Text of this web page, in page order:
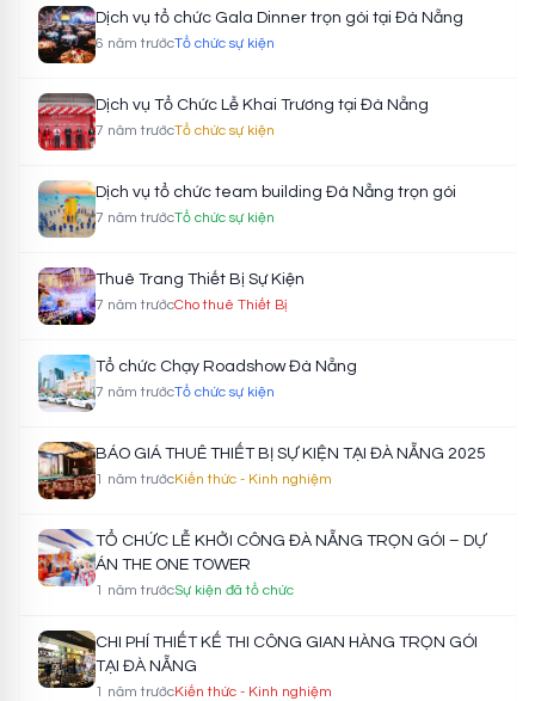
Dịch vụ tổ chức Gala Dinner trọn gói tại Đà Nẵng
6 năm trướcTổ chức sự kiện
Dịch vụ Tổ Chức Lễ Khai Trương tại Đà Nẵng
7 năm trướcTổ chức sự kiện
Dịch vụ tổ chức team building Đà Nẵng trọn gói
7 năm trướcTổ chức sự kiện
Thuê Trang Thiết Bị Sự Kiện
7 năm trướcCho thuê Thiết Bị
Tổ chức Chạy Roadshow Đà Nẵng
7 năm trướcTổ chức sự kiện
BÁO GIÁ THUÊ THIẾT BỊ SỰ KIỆN TẠI ĐÀ NẴNG 2025
1 năm trướcKiến thức - Kinh nghiệm
TỔ CHỨC LỄ KHỞI CÔNG ĐÀ NẴNG TRỌN GÓI – DỰ
ÁN THE ONE TOWER
1 năm trướcSự kiện đã tổ chức
CHI PHÍ THIẾT KẾ THI CÔNG GIAN HÀNG TRỌN GÓI
TẠI ĐÀ NẴNG
1 năm trướcKiến thức - Kinh nghiệm